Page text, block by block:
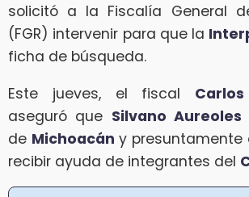
solicitó a la Fiscalía General
(FGR) intervenir para que la
ficha de búsqueda.
Este jueves, el fiscal
aseguró que Silvano Aureoles
de Michoacán y presuntamente
recibir ayuda de integrantes del